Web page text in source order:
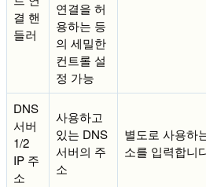
결 핸
들러
연결을 허
용하는 등
의 세밀한
컨트롤 설
정 가능
DNS
서버
1/2
IP 주
소
사용하고
있는 DNS
서버의 주
소
별도로 사용하
소를 입력합니